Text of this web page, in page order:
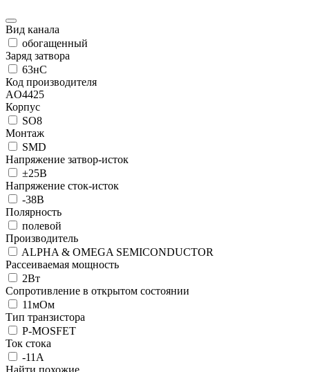
Вид канала
обогащенный
Заряд затвора
63нC
Код производителя
AO4425
Корпус
SO8
Монтаж
SMD
Напряжение затвор-исток
±25В
Напряжение сток-исток
-38В
Полярность
полевой
Производитель
ALPHA & OMEGA SEMICONDUCTOR
Рассеиваемая мощность
2Вт
Сопротивление в открытом состоянии
11мОм
Тип транзистора
P-MOSFET
Ток стока
-11А
Найти похожие